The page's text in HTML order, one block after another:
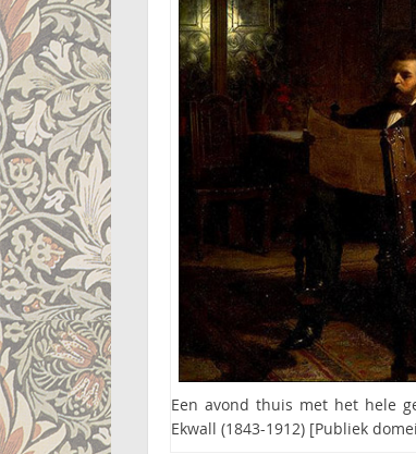
Een avond thuis met het hele
Ekwall (1843-1912) [Publiek